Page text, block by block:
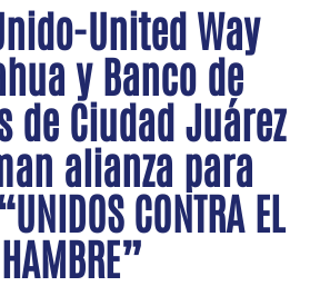
United Way
y Banco de
de Ciudad Juárez
alianza para
CONTRA EL
HAMBRE”